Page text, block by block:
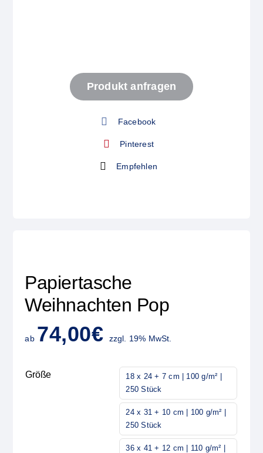
Produkt anfragen
Facebook
Pinterest
Empfehlen
Papiertasche
Weihnachten Pop
ab 74,00€ zzgl. 19% MwSt.
Größe
18 x 24 + 7 cm | 100 g/m² |
250 Stück
24 x 31 + 10 cm | 100 g/m² |
250 Stück
36 x 41 + 12 cm | 110 g/m² |